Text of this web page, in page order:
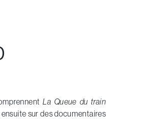
La Queue du train
sur des documentaires